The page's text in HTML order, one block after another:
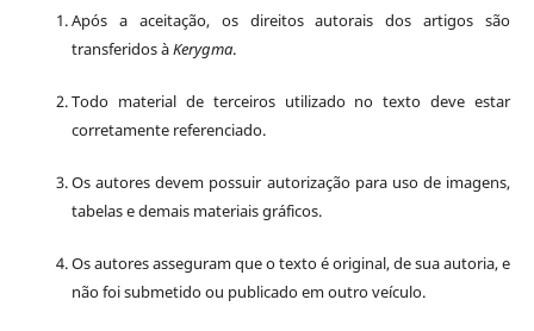
Após a aceitação, os direitos autorais dos artigos são
transferidos àKerygma.
Todo material de terceiros utilizado no texto deve estar
corretamente referenciado.
Os autores devem possuir autorização para uso de imagens,
tabelas e demais materiais gráficos.
Os autores asseguram que o texto é original, de sua autoria, e
não foi submetido ou publicado em outro veículo.